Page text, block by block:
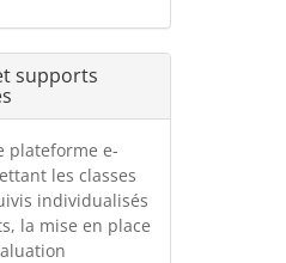
supports
plateforme e-
les classes
individualisés
la mise en place